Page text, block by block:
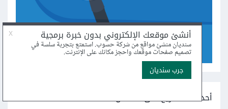
أحدث المشاريع على مستقل